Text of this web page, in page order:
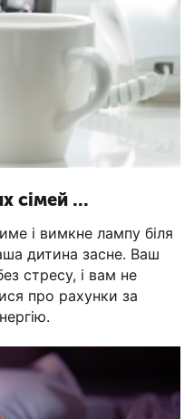
сімей ...
і вимкне лампу біля
дитина засне. Ваш
стресу, і вам не
про рахунки за